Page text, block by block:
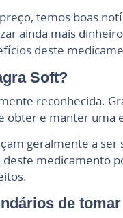
temos boas
ainda mais
deste
Soft?
reconhecida.
obter e manter
geralmente a
medicamento
de